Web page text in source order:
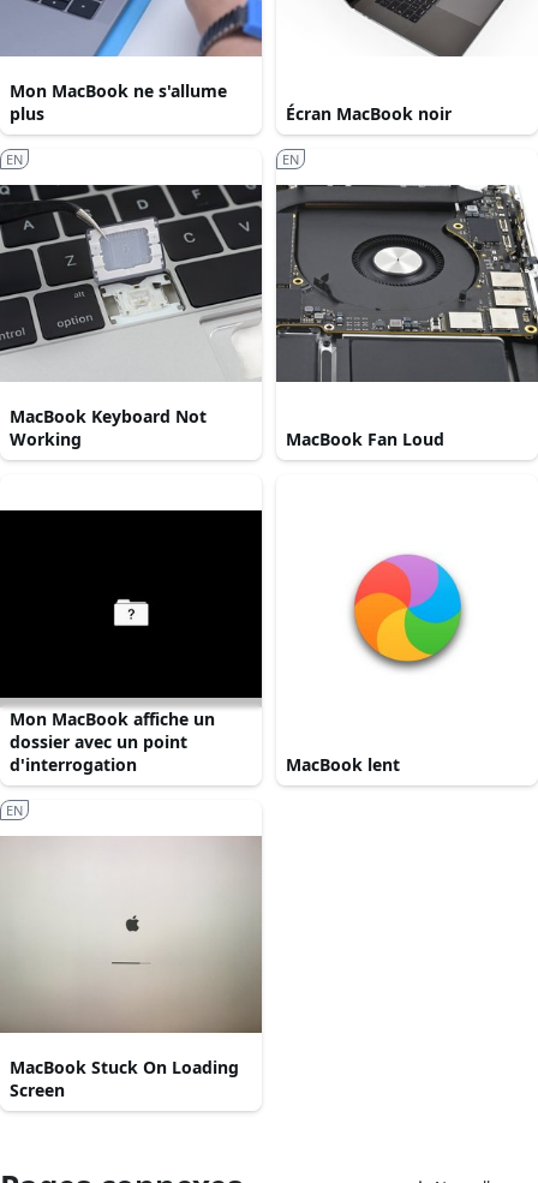
Mon MacBook ne s'allume
plus
Écran MacBook noir
MacBook Keyboard Not
Working
EN
MacBook Fan Loud
EN
Mon MacBook affiche un
dossier avec un point
d'interrogation
MacBook lent
MacBook Stuck On Loading
Screen
EN